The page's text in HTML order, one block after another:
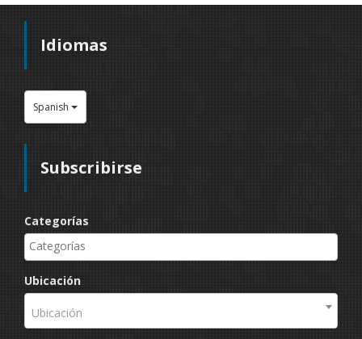
Idiomas
Spanish
Subscribirse
Categorías
Ubicación
Ubicación